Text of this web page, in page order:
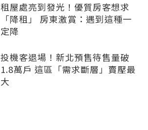
租屋處亮到發光！優質房客想求
「降租」 房東激賞：遇到這種一
定降
投機客退場！新北預售待售量破
1.8萬戶 這區「需求斷層」賣壓最
大